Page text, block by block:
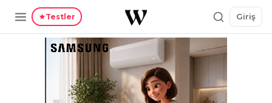
Testler Giriş